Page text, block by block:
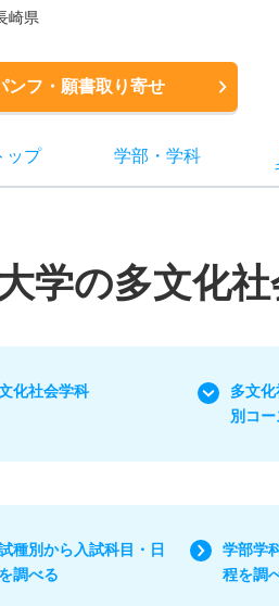
崎県
ンフ・願書取り寄せ
ップ 学部 ・ 学科
学の多文化
化社会学科
多文
別コー
種別から入試科目・日
調べる
学部学
程を調